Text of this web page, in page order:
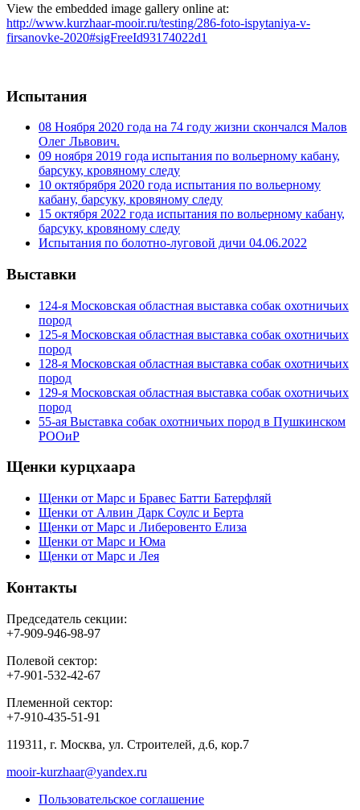
View the embedded image gallery online at:
http://www.kurzhaar-mooir.ru/testing/286-foto-ispytaniya-v-
firsanovke-2020#sigFreeId93174022d1
Испытания
08 Ноября 2020 года на 74 году жизни скончался Малов
Олег Львович.
09 ноября 2019 года испытания по вольерному кабану,
барсуку, кровяному следу
10 октябрября 2020 года испытания по вольерному
кабану, барсуку, кровяному следу
15 октября 2022 года испытания по вольерному кабану,
барсуку, кровяному следу
Испытания по болотно-луговой дичи 04.06.2022
Выставки
124-я Московская областная выставка собак охотничьих
пород
125-я Московская областная выставка собак охотничьих
пород
128-я Московская областная выставка собак охотничьих
пород
129-я Московская областная выставка собак охотничьих
пород
55-ая Выставка собак охотничьих пород в Пушкинском
РООиР
Щенки курцхаара
Щенки от Марс и Бравес Батти Батерфляй
Щенки от Алвин Дарк Соулс и Берта
Щенки от Марс и Либеровенто Елиза
Щенки от Марс и Юма
Щенки от Марс и Лея
Контакты
Председатель секции:
+7-909-946-98-97
Полевой сектор:
+7-901-532-42-67
Племенной сектор:
+7-910-435-51-91
119311, г. Москва, ул. Строителей, д.6, кор.7
mooir-kurzhaar@yandex.ru
Пользовательское соглашение